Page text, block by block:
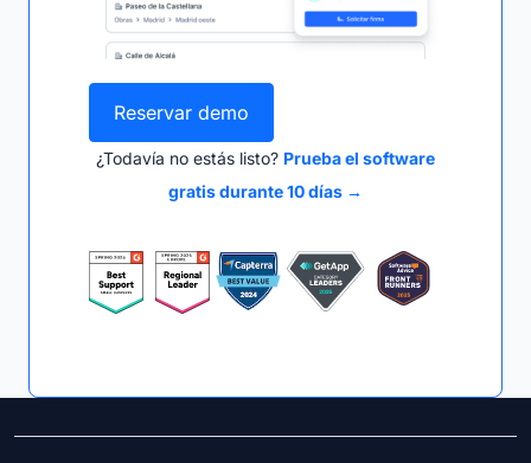
Reservar demo
¿Todavía no estás listo? Prueba el software
gratis durante 10 días →